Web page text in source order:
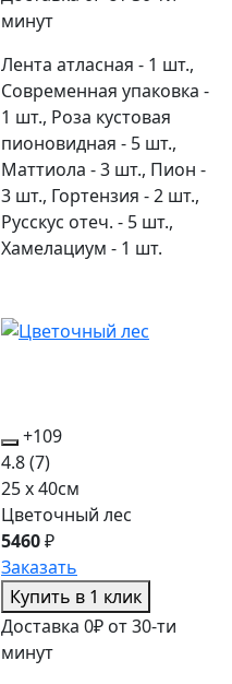
минут
Лента атласная - 1 шт.,
Современная упаковка -
1 шт., Роза кустовая
пионовидная - 5 шт.,
Маттиола - 3 шт., Пион -
3 шт., Гортензия - 2 шт.,
Русскус отеч. - 5 шт.,
Хамелациум - 1 шт.
+109
4.8(7)
25 x 40см
Цветочный лес
5460₽
Заказать
Купить в 1 клик
Доставка 0₽ от 30-ти
минут